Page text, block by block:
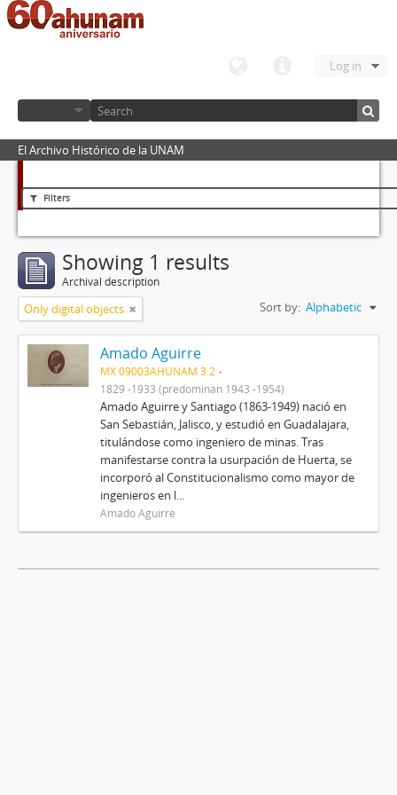
Log in
El Archivo Histórico de la UNAM
Filters
Showing 1 results
Archival description
Only digital objects Sort by: Alphabetic
Amado Aguirre
MX 09003AHUNAM 3.2
1829 -1933 (predominan 1943 -1954)
Amado Aguirre y Santiago (1863-1949) nació en
San Sebastián, Jalisco, y estudió en Guadalajara,
titulándose como ingeniero de minas. Tras
manifestarse contra la usurpación de Huerta, se
incorporó al Constitucionalismo como mayor de
ingenieros en l...
Amado Aguirre